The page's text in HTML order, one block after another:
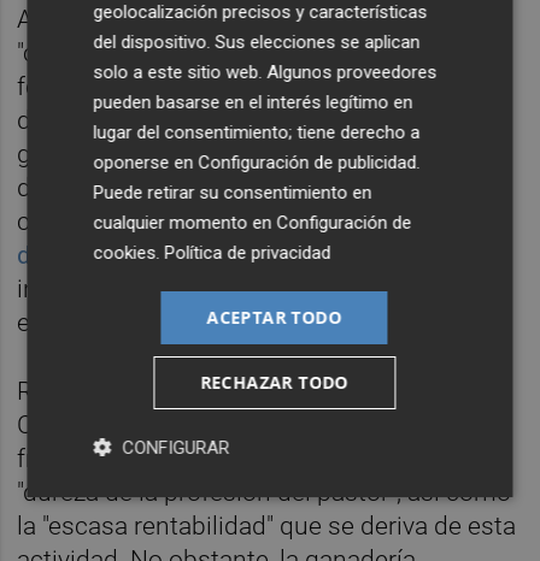
Asimismo, Agricultura busca aumentar la
"colaboración" entre las autoridades
forestales, ambientales y agrícolas de
diferentes ámbitos con el objetivo de que la
ganadería extensiva se incluya en los planes
de prevención y gestión de incendios, una
cuestión defendida en ocasiones por
del sector forestalante el aumento de
incendios (y de la gravedad de los mismos)
en los últimos años.
Respecto a esta forma de pastoreo, desde el
Consell recuerdan que se encuentra "en
franco retroceso" a nivel autonómico por la
"dureza de la profesión del pastor", así como
la "escasa rentabilidad" que se deriva de esta
geolocalización precisos y características
del dispositivo. Sus elecciones se aplican
solo a este sitio web. Algunos proveedores
pueden basarse en el interés legítimo en
lugar del consentimiento; tiene derecho a
oponerse enConfiguración de publicidad.
Puede retirar su consentimiento en
cualquier momento enConfiguración de
cookies.Política de privacidad
ACEPTAR TODO
RECHAZAR TODO
CONFIGURAR